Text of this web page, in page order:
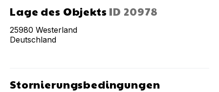
Lage des Objekts ID 20978
25980 Westerland
Deutschland
Stornierungsbedingungen